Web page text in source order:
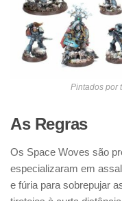
Pintados por
As Regras
Os Space Woves são
especializaram em
e fúria para sobrepujar